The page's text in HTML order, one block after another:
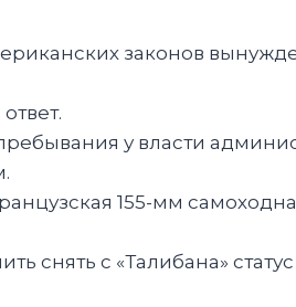
законов
у власти
155-мм
снять с «Талибана»